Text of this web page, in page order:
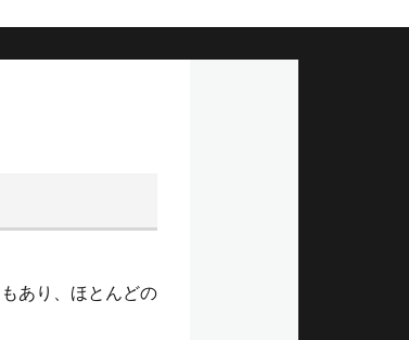
あり、ほとんどの